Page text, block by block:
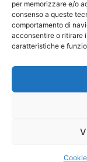
per memorizzare e/o
consenso a queste
comportamento di
acconsentire o ritirare
caratteristiche e
© 2026
Questo è un sito Web
questo sito Web e